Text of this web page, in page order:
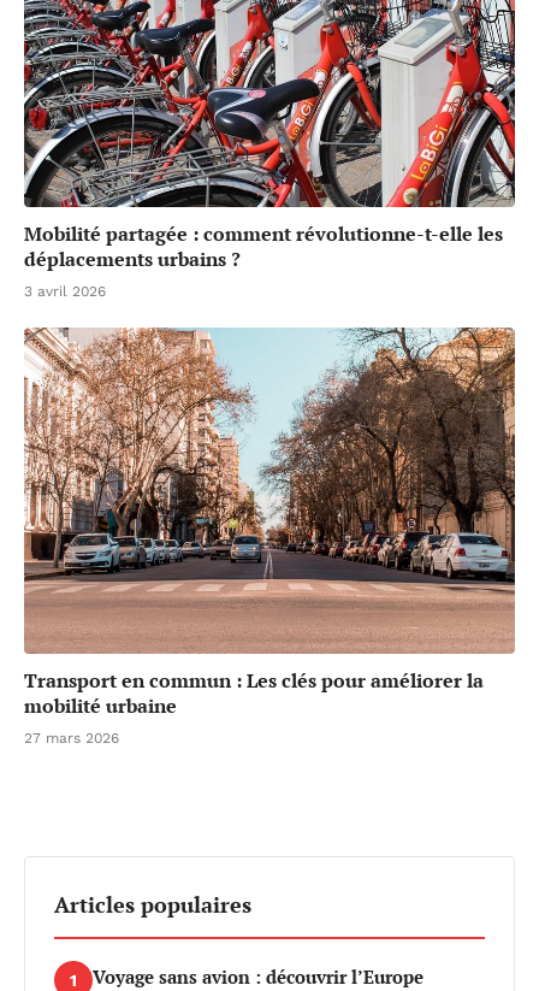
Mobilité partagée : comment révolutionne-t-elle les
déplacements urbains ?
3 avril 2026
Transport en commun : Les clés pour améliorer la
mobilité urbaine
27 mars 2026
Articles populaires
1
Voyage sans avion : découvrir l’Europe